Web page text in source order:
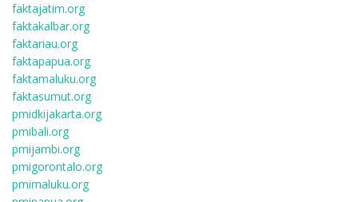
faktajatim.org
faktakalbar.org
faktariau.org
faktapapua.org
faktamaluku.org
faktasumut.org
pmidkijakarta.org
pmibali.org
pmijambi.org
pmigorontalo.org
pmimaluku.org